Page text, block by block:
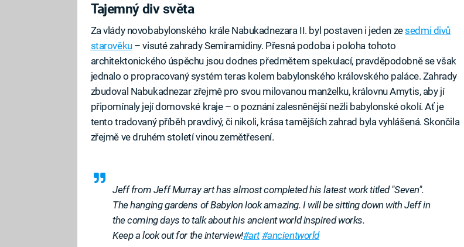
Tajemný div světa
Za vlády novobabylonského krále Nabukadnezara II. byl postaven i jeden zesedmi divů
starověku– visuté zahrady Semiramidiny. Přesná podoba i poloha tohoto
architektonického úspěchu jsou dodnes předmětem spekulací, pravděpodobně se však
jednalo o propracovaný systém teras kolem babylonského královského paláce. Zahrady
zbudoval Nabukadnezar zřejmě pro svou milovanou manželku, královnu Amytis, aby jí
připomínaly její domovské kraje – o poznání zalesněnější nežli babylonské okolí. Ať je
tento tradovaný příběh pravdivý, či nikoli, krása tamějších zahrad byla vyhlášená. Skončila
zřejmě ve druhém století vinou zemětřesení.
Jeff from Jeff Murray art has almost completed his latest work titled "Seven".
The hanging gardens of Babylon look amazing. I will be sitting down with Jeff in
the coming days to talk about his ancient world inspired works.
Keep a look out for the interview!#art #ancientworld